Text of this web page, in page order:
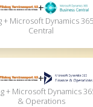
+
+ Microsoft Dynamics
Central
+
+ Microsoft Dynamics
& Operations